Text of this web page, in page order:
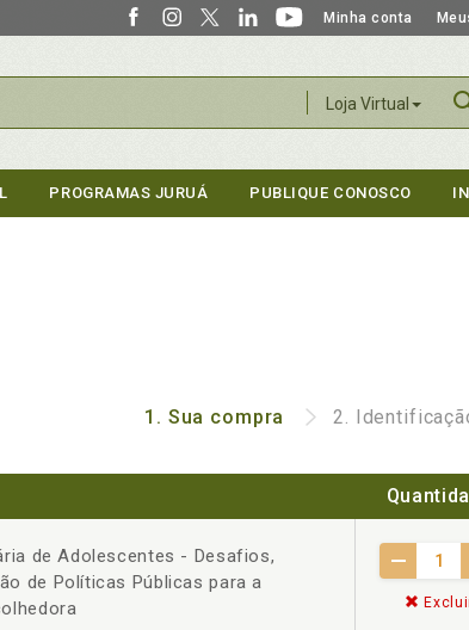
Minha conta
Loja Virtual
PROGRAMAS JURUÁ PUBLIQUE CONOSCO
1. Sua compra 2.
de Adolescentes - Desafios,
de Políticas Públicas para a